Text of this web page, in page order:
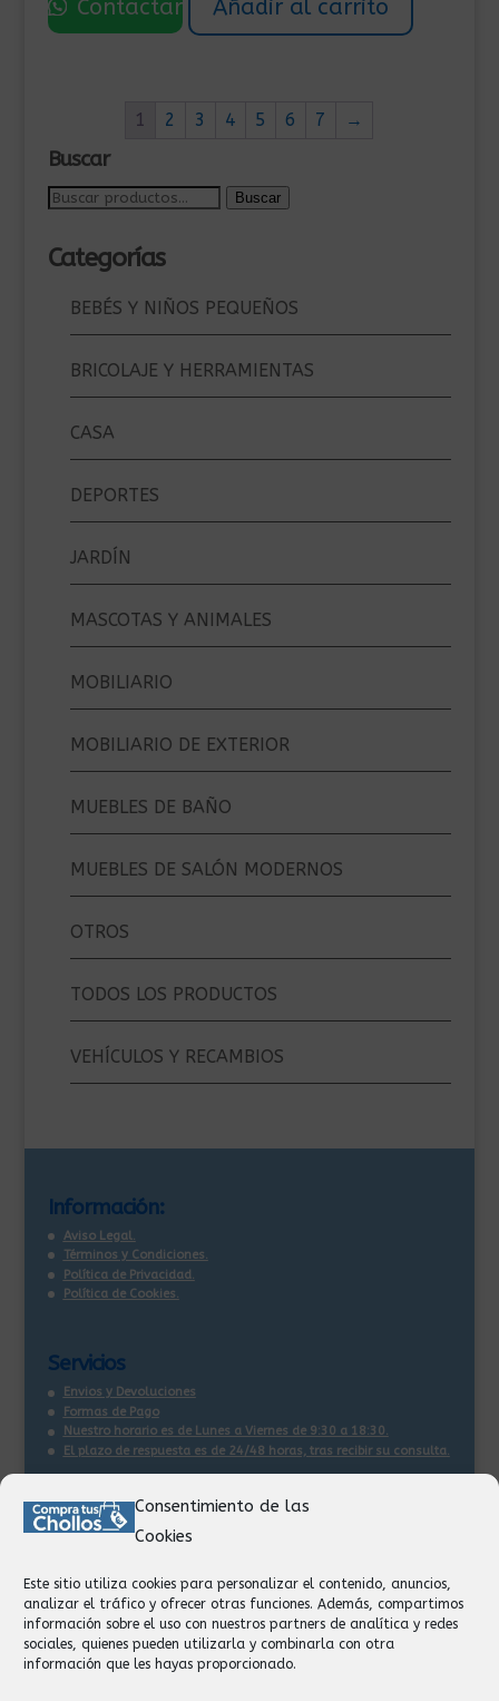
Consentimiento de las
Cookies
Este sitio utiliza cookies para personalizar el contenido, anuncios,
analizar el tráfico y ofrecer otras funciones. Además, compartimos
información sobre el uso con nuestros partners de analítica y redes
sociales, quienes pueden utilizarla y combinarla con otra
información que les hayas proporcionado.
Contactar Añadir al carrito
1 2 3 4 5 6 7 →
Buscar
Buscar
Buscar
Categorías
BEBÉS Y NIÑOS PEQUEÑOS
BRICOLAJE Y HERRAMIENTAS
CASA
DEPORTES
JARDÍN
MASCOTAS Y ANIMALES
MOBILIARIO
MOBILIARIO DE EXTERIOR
MUEBLES DE BAÑO
MUEBLES DE SALÓN MODERNOS
OTROS
TODOS LOS PRODUCTOS
VEHÍCULOS Y RECAMBIOS
Información:
Aviso Legal.
Términos y Condiciones.
Política de Privacidad.
Política de Cookies.
Servicios
Envios y Devoluciones
Formas de Pago
Nuestro horario es de Lunes a Viernes de 9:30 a 18:30.
El plazo de respuesta es de 24/48 horas, tras recibir su consulta.
Contacto:
Facturación
Devoluciones
Privacidad